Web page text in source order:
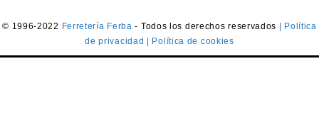
© 1996-2022 Ferretería Ferba- Todos los derechos reservados
| Política
de privacidad
| Política de cookies